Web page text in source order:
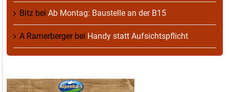
Bitz bei Ab Montag: Baustelle an der B15
A Ramerbergerbei Handy statt Aufsichtspflicht